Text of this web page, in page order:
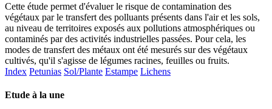
Cette étude permet d'évaluer le risque de contamination des
végétaux par le transfert des polluants présents dans l'air et les sols,
au niveau de territoires exposés aux pollutions atmosphériques ou
contaminés par des activités industrielles passées. Pour cela, les
modes de transfert des métaux ont été mesurés sur des végétaux
cultivés, qu'il s'agisse de légumes racines, feuilles ou fruits.
Index Petunias Sol/Plante Estampe Lichens
Etude à la une